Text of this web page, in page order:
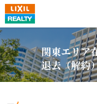
関東エリア
退去（解約